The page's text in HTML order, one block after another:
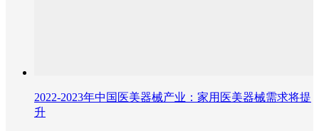
2022-2023年中国医美器械产业：家用医美器械需求将提
升